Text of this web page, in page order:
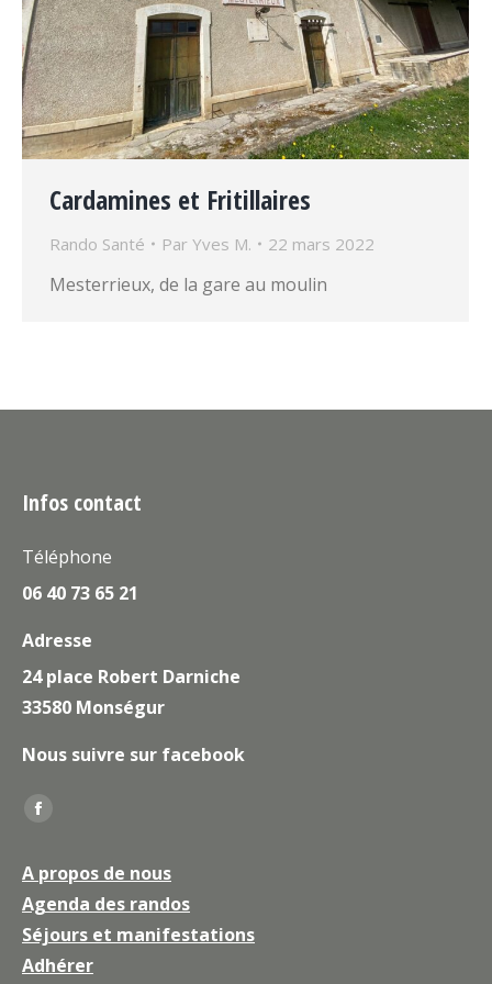
Cardamines et Fritillaires
Rando Santé Par Yves M. 22 mars 2022
Mesterrieux, de la gare au moulin
Infos contact
Téléphone
06 40 73 65 21
Adresse
24 place Robert Darniche
33580 Monségur
Nous suivre sur facebook
Trouvez nous sur :
La
Facebook
s'ouvre
dans
une
A propos de nous
Agenda des randos
Séjours et manifestations
Adhérer